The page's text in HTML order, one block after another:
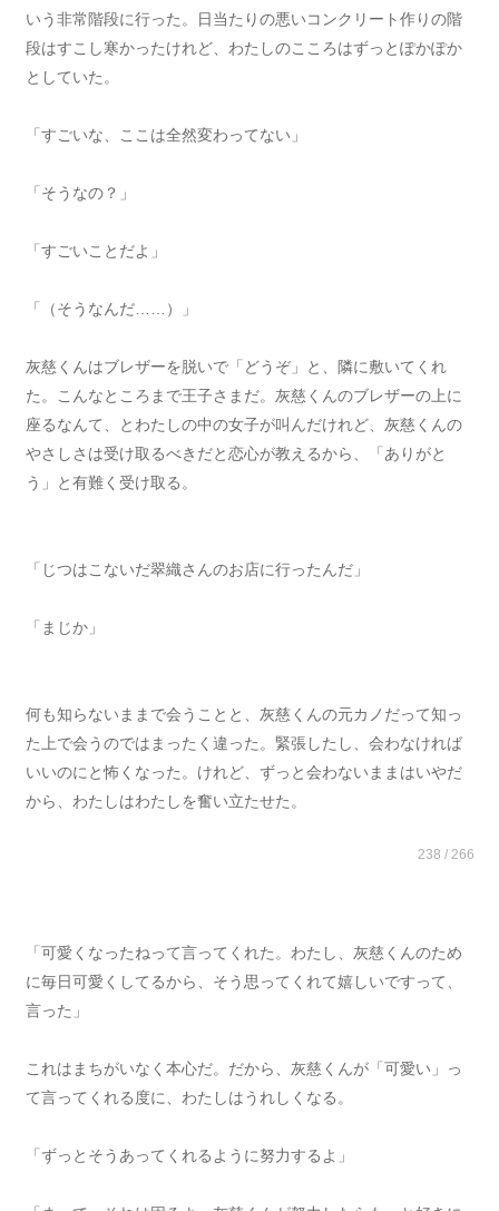
いう非常階段に行った。日当たりの悪いコンクリート作りの階
段はすこし寒かったけれど、わたしのこころはずっとぽかぽか
としていた。
「すごいな、ここは全然変わってない」
「そうなの？」
「すごいことだよ」
「（そうなんだ……）」
灰慈くんはブレザーを脱いで「どうぞ」と、隣に敷いてくれ
た。こんなところまで王子さまだ。灰慈くんのブレザーの上に
座るなんて、とわたしの中の女子が叫んだけれど、灰慈くんの
やさしさは受け取るべきだと恋心が教えるから、「ありがと
う」と有難く受け取る。
「じつはこないだ翠織さんのお店に行ったんだ」
「まじか」
何も知らないままで会うことと、灰慈くんの元カノだって知っ
た上で会うのではまったく違った。緊張したし、会わなければ
いいのにと怖くなった。けれど、ずっと会わないままはいやだ
から、わたしはわたしを奮い立たせた。
238 / 266
「可愛くなったねって言ってくれた。わたし、灰慈くんのため
に毎日可愛くしてるから、そう思ってくれて嬉しいですって、
言った」
これはまちがいなく本心だ。だから、灰慈くんが「可愛い」っ
て言ってくれる度に、わたしはうれしくなる。
「ずっとそうあってくれるように努力するよ」